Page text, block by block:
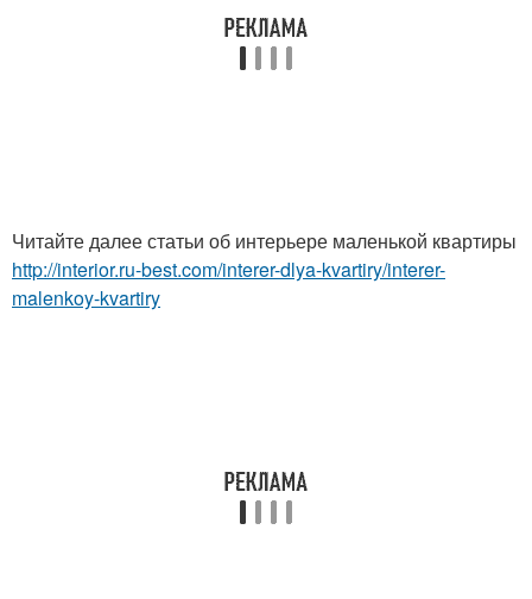
Читайте далее статьи об интерьере маленькой квартиры
http://interior.ru-best.com/interer-dlya-kvartiry/interer-
malenkoy-kvartiry